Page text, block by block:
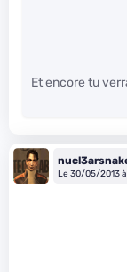
Et encore tu
Le 30/05/2013